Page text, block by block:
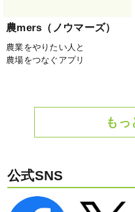
農mers（ノウマーズ）
農業をやりたい人と
農場をつなぐアプリ
もっ
公式SNS